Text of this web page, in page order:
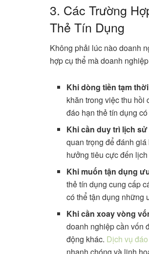
3. Các Trường
Thẻ Tín Dụng
Không phải lúc nào doanh
hợp cụ thể mà doanh
Khi dòng tiền tạm
khăn trong việc thu hồi
đáo hạn thẻ tín dụng
Khi cần duy trì lịch
quan trọng để đánh
hưởng tiêu cực đến
Khi muốn tận dụng
thẻ tín dụng cung cấp
có thể tận dụng những
Khi cần xoay vòng
doanh nghiệp cần vốn
động khác. Dịch vụ